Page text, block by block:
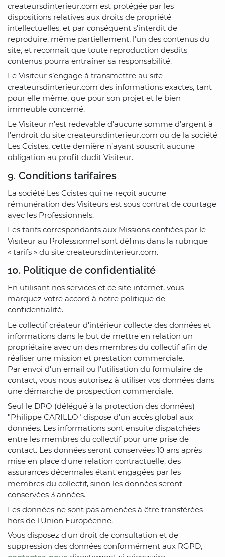
createursdinterieur.com est protégée par les
dispositions relatives aux droits de propriété
intellectuelles, et par conséquent s’interdit de
reproduire, même partiellement, l’un des contenus du
site, et reconnaît que toute reproduction desdits
contenus pourra entraîner sa responsabilité.
Le Visiteur s’engage à transmettre au site
createursdinterieur.com des informations exactes, tant
pour elle même, que pour son projet et le bien
immeuble concerné.
Le Visiteur n’est redevable d’aucune somme d’argent à
l’endroit du site createursdinterieur.com ou de la société
Les Ccistes, cette dernière n’ayant souscrit aucune
obligation au profit dudit Visiteur.
9. Conditions tarifaires
La société Les Ccistes qui ne reçoit aucune
rémunération des Visiteurs est sous contrat de courtage
avec les Professionnels.
Les tarifs correspondants aux Missions confiées par le
Visiteur au Professionnel sont définis dans la rubrique
« tarifs » du site createursdinterieur.com.
10. Politique de confidentialité
En utilisant nos services et ce site internet, vous
marquez votre accord à notre politique de
confidentialité.
Le collectif créateur d'intérieur collecte des données et
informations dans le but de mettre en relation un
propriétaire avec un des membres du collectif afin de
réaliser une mission et prestation commerciale.
Par envoi d'un email ou l'utilisation du formulaire de
contact, vous nous autorisez à utiliser vos données dans
une démarche de prospection commerciale.
Seul le DPO (délégué à la protection des données)
"Philippe CARILLO" dispose d'un accès global aux
données. Les informations sont ensuite dispatchées
entre les membres du collectif pour une prise de
contact. Les données seront conservées 10 ans après
mise en place d'une relation contractuelle, des
assurances décennales étant engagées par les
membres du collectif, sinon les données seront
conservées 3 années.
Les données ne sont pas amenées à être transférées
hors de l'Union Européenne.
Vous disposez d'un droit de consultation et de
suppression des données conformément aux RGPD,